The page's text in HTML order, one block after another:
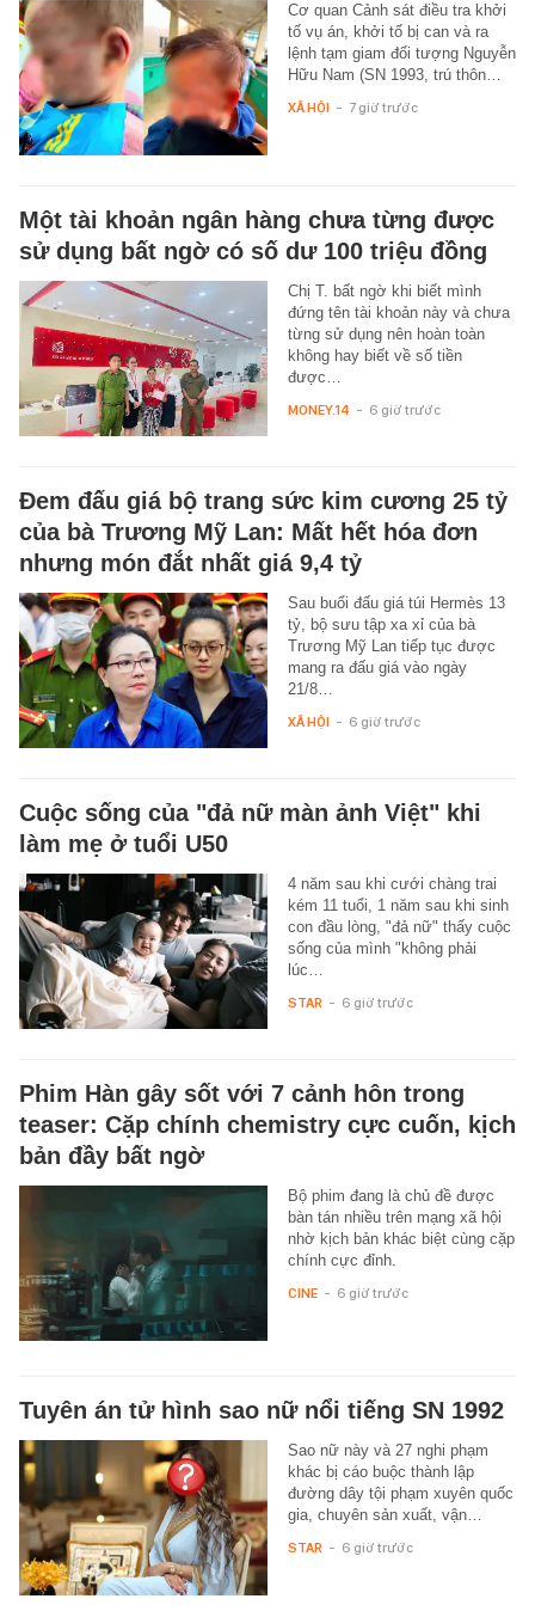
Cơ quan Cảnh sát điều tra khởi
tố vụ án, khởi tố bị can và ra
lệnh tạm giam đối tượng Nguyễn
Hữu Nam (SN 1993, trú thôn…
XÃ HỘI - 7 giờ trước
Một tài khoản ngân hàng chưa từng được
sử dụng bất ngờ có số dư 100 triệu đồng
Chị T. bất ngờ khi biết mình
đứng tên tài khoản này và chưa
từng sử dụng nên hoàn toàn
không hay biết về số tiền
được…
MONEY.14 - 6 giờ trước
Đem đấu giá bộ trang sức kim cương 25 tỷ
của bà Trương Mỹ Lan: Mất hết hóa đơn
nhưng món đắt nhất giá 9,4 tỷ
Sau buổi đấu giá túi Hermès 13
tỷ, bộ sưu tập xa xỉ của bà
Trương Mỹ Lan tiếp tục được
mang ra đấu giá vào ngày
21/8…
XÃ HỘI - 6 giờ trước
Cuộc sống của "đả nữ màn ảnh Việt" khi
làm mẹ ở tuổi U50
4 năm sau khi cưới chàng trai
kém 11 tuổi, 1 năm sau khi sinh
con đầu lòng, "đả nữ" thấy cuộc
sống của mình "không phải
lúc…
STAR - 6 giờ trước
Phim Hàn gây sốt với 7 cảnh hôn trong
teaser: Cặp chính chemistry cực cuốn, kịch
bản đầy bất ngờ
Bộ phim đang là chủ đề được
bàn tán nhiều trên mạng xã hội
nhờ kịch bản khác biệt cùng cặp
chính cực đỉnh.
CINE - 6 giờ trước
Tuyên án tử hình sao nữ nổi tiếng SN 1992
Sao nữ này và 27 nghi phạm
khác bị cáo buộc thành lập
đường dây tội phạm xuyên quốc
gia, chuyên sản xuất, vận…
STAR - 6 giờ trước